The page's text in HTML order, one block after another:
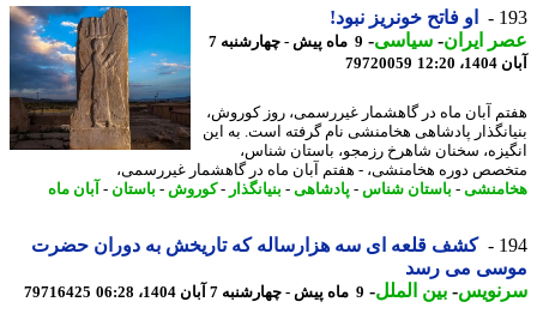
او فاتح خونریز نبود!
ایران- سیاسی-
9 ماه پیش - چهارشنبه 7
79720059
آبان ماه در گاهشمار غیررسمی، روز کوروش،
پادشاهی هخامنشی نام گرفته است. به این
سخنان شاهرخ رزمجو، باستان شناس،
دوره هخامنشی، - هفتم آبان ماه در گاهشمار غیررسمی،
-باستان شناس-پادشاهی-بنیانگذار-کوروش -باستان-آبان ماه
کشف قلعه ای سه هزارساله که تاریخش به دوران حضرت
می رسد
-بین الملل-9 ماه پیش - چهارشنبه 7 آبان 1404، 06:28 79716425